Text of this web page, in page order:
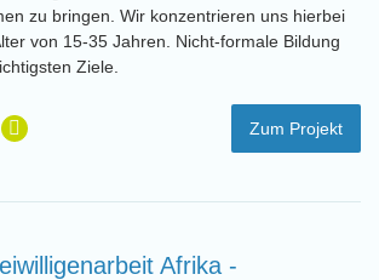
zu bringen. Wir konzentrieren uns hierbei
von 15-35 Jahren. Nicht-formale Bildung
Ziele.
Zum Projekt
Afrika -